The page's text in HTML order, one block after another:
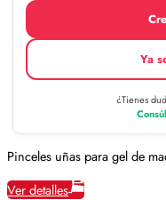
Ya
¿Tienes
Pinceles uñas para gel de
Ver detalles